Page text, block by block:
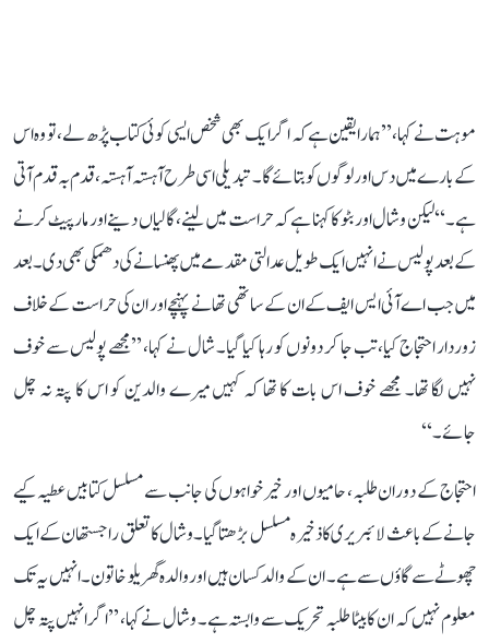
موہت نے کہا، ’’ہمارا یقین ہے کہ اگر ایک بھی شخص ایسی کوئی کتاب پڑھ لے، تو وہ اس
کے بارے میں دس اور لوگوں کو بتائے گا۔ تبدیلی اسی طرح آہستہ آہستہ، قدم بہ قدم آتی
ہے۔‘‘ لیکن وشال اور بٹو کا کہنا ہے کہ حراست میں لینے، گالیاں دینے اور مارپیٹ کرنے
کے بعد پولیس نے انہیں ایک طویل عدالتی مقدمے میں پھنسانے کی دھمکی بھی دی۔ بعد
میں جب اے آئی ایس ایف کے ان کے ساتھی تھانے پہنچے اور ان کی حراست کے خلاف
زوردار احتجاج کیا، تب جا کر دونوں کو رہا کیا گیا۔ شال نے کہا، ’’مجھے پولیس سے خوف
نہیں لگا تھا۔ مجھے خوف اس بات کا تھا کہ کہیں میرے والدین کو اس کا پتہ نہ چل
جائے۔‘‘
احتجاج کے دوران طلبہ، حامیوں اور خیرخواہوں کی جانب سے مسلسل کتابیں عطیہ کیے
جانے کے باعث لائبریری کا ذخیرہ مسلسل بڑھتا گیا۔ وشال کا تعلق راجستھان کے ایک
چھوٹے سے گاؤں سے ہے۔ ان کے والد کسان ہیں اور والدہ گھریلو خاتون۔ انہیں یہ تک
معلوم نہیں کہ ان کا بیٹا طلبہ تحریک سے وابستہ ہے۔ وشال نے کہا، ’’اگر انہیں پتہ چل